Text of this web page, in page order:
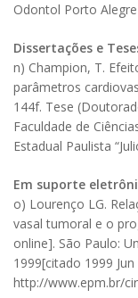
Odontol Porto
Dissertações e
n) Champion, T.
parâmetros
144f. Tese
Faculdade de
Estadual Paulista
Em suporte
o) Lourenço LG.
vasal tumoral e o
online]. São Paulo:
1999[citado 1999
http://www.epm.br/